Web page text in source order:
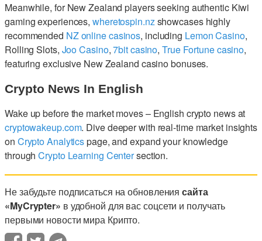
Meanwhile, for New Zealand players seeking authentic Kiwi
gaming experiences, wheretospin.nzshowcases highly
recommended NZ online casinos, including Lemon Casino,
Rolling Slots, Joo Casino,7bit casino,True Fortune casino,
featuring exclusive New Zealand casino bonuses.
Crypto News In English
Wake up before the market moves – English crypto news at
cryptowakeup.com. Dive deeper with real-time market insights
on Crypto Analyticspage, and expand your knowledge
throughCrypto Learning Centersection.
Не забудьте подписаться на обновлениясайта
«MyCrypter» в удобной для вас соцсети и получать
первыми новости мира Крипто.